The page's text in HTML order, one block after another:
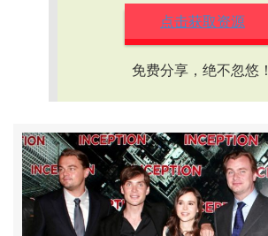
点击获取资源
免费分享，绝不忽悠！